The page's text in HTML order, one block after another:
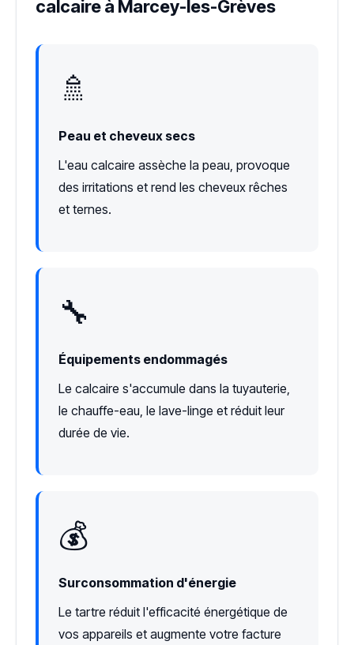
calcaire à Marcey-les-Grèves
🚿
Peau et cheveux secs
L'eau calcaire assèche la peau, provoque
des irritations et rend les cheveux rêches
et ternes.
🔧
Équipements endommagés
Le calcaire s'accumule dans la tuyauterie,
le chauffe-eau, le lave-linge et réduit leur
durée de vie.
💰
Surconsommation d'énergie
Le tartre réduit l'efficacité énergétique de
vos appareils et augmente votre facture